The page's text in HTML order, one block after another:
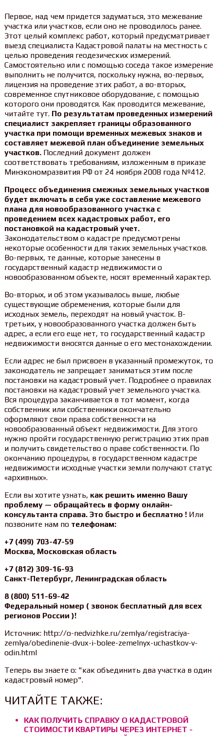
Первое, над чем придется задуматься, это межевание
участка или участков, если оно не проводилось ранее.
Этот целый комплекс работ, который предусматривает
выезд специалиста Кадастровой палаты на местность с
целью проведения геодезических измерений.
Самостоятельно или с помощью соседа такое измерение
выполнить не получится, поскольку нужна, во-первых,
лицензия на проведение этих работ, а во-вторых,
современное спутниковое оборудование, с помощью
которого они проводятся. Как проводится межевание,
читайте тут. По результатам проведенных измерений
специалист закрепляет границы образованного
участка при помощи временных межевых знаков и
составляет межевой план объединение земельных
участков.Последний документ должен
соответствовать требованиям, изложенным в приказе
Минэкономразвития РФ от 24 ноября 2008 года №412.
Процесс объединения смежных земельных участков
будет включать в себя уже составление межевого
плана для новообразованного участка с
проведением всех кадастровых работ, его
постановкой на кадастровый учет.
Законодательством о кадастре предусмотрены
некоторые особенности для таких земельных участков.
Во-первых, те данные, которые занесены в
государственный кадастр недвижимости о
новообразованном объекте, носят временный характер.
Во-вторых, и об этом указывалось выше, любые
существующие обременения, которые были для
исходных земель, переходят на новый участок. В-
третьих, у новообразованного участка должен быть
адрес, а если его еще нет, то государственный кадастр
недвижимости вносятся данные о его местонахождении.
Если адрес не был присвоен в указанный промежуток, то
законодатель не запрещает заниматься этим после
постановки на кадастровый учет. Подробнее о правилах
постановки на кадастровый учет земельного участка.
Вся процедура заканчивается в тот момент, когда
собственник или собственники окончательно
оформляют свои права собственности на
новообразованный объект недвижимости. Для этого
нужно пройти государственную регистрацию этих прав
и получить свидетельство о праве собственности. По
окончанию процедуры, в государственном кадастре
недвижимости исходные участки земли получают статус
«архивных».
Если вы хотите узнать, как решить именно Вашу
проблему — обращайтесь в форму онлайн-
консультанта справа. Это быстро и бесплатно !Или
позвоните нам по телефонам:
+7 (499) 703-47-59
Москва, Московская область
+7 (812) 309-16-93
Санкт-Петербург, Ленинградская область
8 (800) 511-69-42
Федеральный номер ( звонок бесплатный для всех
регионов России )!
Источник: http://o-nedvizhke.ru/zemlya/registraciya-
zemlya/obedinenie-dvux-i-bolee-zemelnyx-uchastkov-v-
odin.html
Теперь вы знаете о: "как объединить два участка в один
кадастровый номер".
ЧИТАЙТЕ ТАКЖЕ:
КАК ПОЛУЧИТЬ СПРАВКУ О КАДАСТРОВОЙ
СТОИМОСТИ КВАРТИРЫ ЧЕРЕЗ ИНТЕРНЕТ -